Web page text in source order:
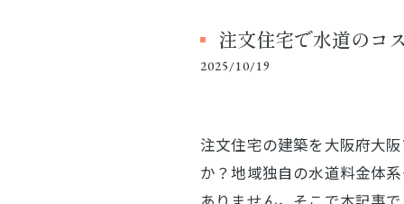
注文住宅で水道のコ
2025/10/19
注文住宅の建築を大阪府大
か？地域独自の水道料金体